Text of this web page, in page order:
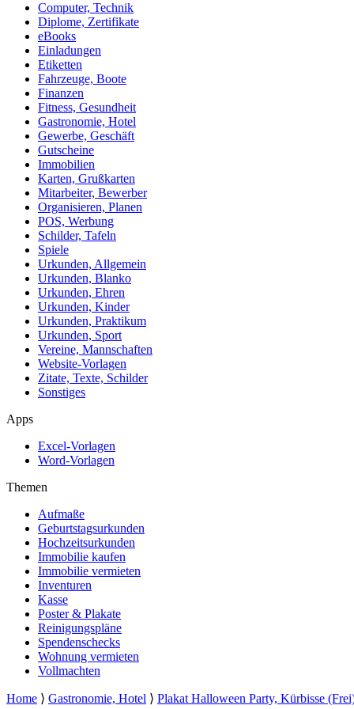
Computer, Technik
Diplome, Zertifikate
eBooks
Einladungen
Etiketten
Fahrzeuge, Boote
Finanzen
Fitness, Gesundheit
Gastronomie, Hotel
Gewerbe, Geschäft
Gutscheine
Immobilien
Karten, Grußkarten
Mitarbeiter, Bewerber
Organisieren, Planen
POS, Werbung
Schilder, Tafeln
Spiele
Urkunden, Allgemein
Urkunden, Blanko
Urkunden, Ehren
Urkunden, Kinder
Urkunden, Praktikum
Urkunden, Sport
Vereine, Mannschaften
Website-Vorlagen
Zitate, Texte, Schilder
Sonstiges
Apps
Excel-Vorlagen
Word-Vorlagen
Themen
Aufmaße
Geburtstagsurkunden
Hochzeitsurkunden
Immobilie kaufen
Immobilie vermieten
Inventuren
Kasse
Poster & Plakate
Reinigungspläne
Spendenschecks
Wohnung vermieten
Vollmachten
Home ⟩ Gastronomie, Hotel ⟩ Plakat Halloween Party, Kürbisse